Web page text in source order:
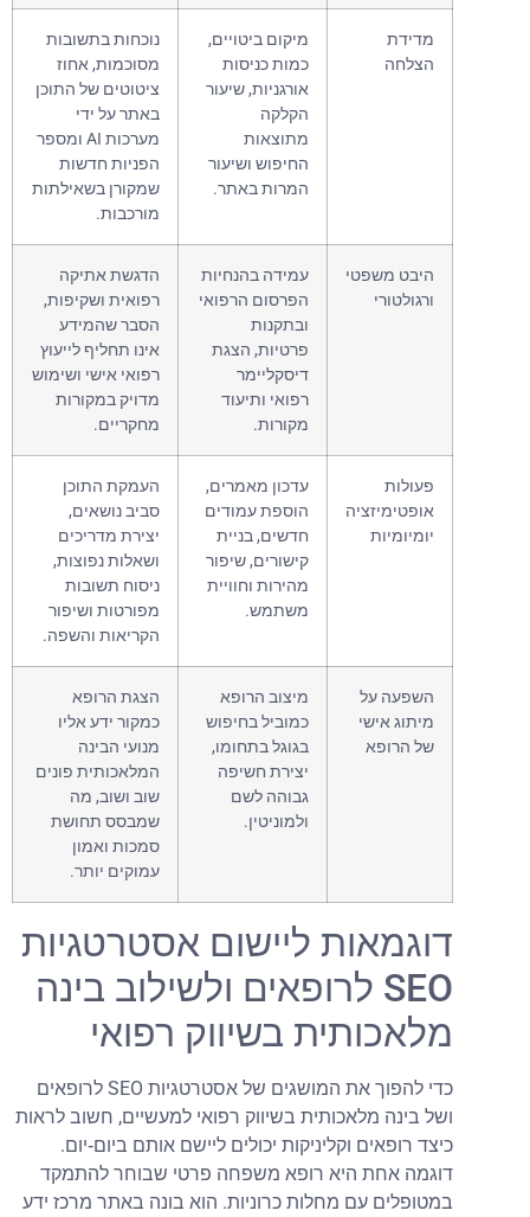
מדידת
הצלחה
מיקום ביטויים,
כמות כניסות
אורגניות, שיעור
הקלקה
מתוצאות
החיפוש ושיעור
המרות באתר.
נוכחות בתשובות
מסוכמות, אחוז
ציטוטים של התוכן
באתר על ידי
מערכות AI ומספר
הפניות חדשות
שמקורן בשאילתות
מורכבות.
היבט משפטי
ורגולטורי
עמידה בהנחיות
הפרסום הרפואי
ובתקנות
פרטיות, הצגת
דיסקליימר
רפואי ותיעוד
מקורות.
הדגשת אתיקה
רפואית ושקיפות,
הסבר שהמידע
אינו תחליף לייעוץ
רפואי אישי ושימוש
מדויק במקורות
מחקריים.
פעולות
אופטימיזציה
יומיומיות
עדכון מאמרים,
הוספת עמודים
חדשים, בניית
קישורים, שיפור
מהירות וחוויית
משתמש.
העמקת התוכן
סביב נושאים,
יצירת מדריכים
ושאלות נפוצות,
ניסוח תשובות
מפורטות ושיפור
הקריאות והשפה.
השפעה על
מיתוג אישי
של הרופא
מיצוב הרופא
כמוביל בחיפוש
בגוגל בתחומו,
יצירת חשיפה
גבוהה לשם
ולמוניטין.
הצגת הרופא
כמקור ידע אליו
מנועי הבינה
המלאכותית פונים
שוב ושוב, מה
שמבסס תחושת
סמכות ואמון
עמוקים יותר.
דוגמאות ליישום אסטרטגיות
SEO לרופאים ולשילוב בינה
מלאכותית בשיווק רפואי
כדי להפוך את המושגים של אסטרטגיות SEO לרופאים
ושל בינה מלאכותית בשיווק רפואי למעשיים, חשוב לראות
כיצד רופאים וקליניקות יכולים ליישם אותם ביום‑יום.
דוגמה אחת היא רופא משפחה פרטי שבוחר להתמקד
במטופלים עם מחלות כרוניות. הוא בונה באתר מרכז ידע